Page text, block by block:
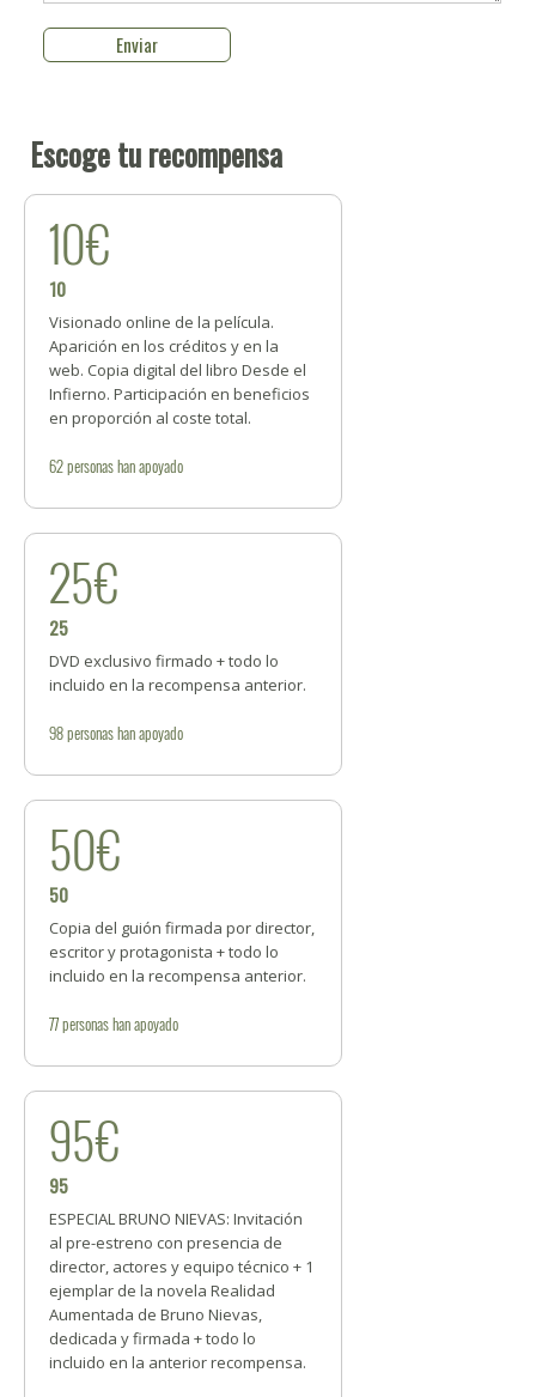
Escoge tu recompensa
10€
10
Visionado online de la película.
Aparición en los créditos y en la
web. Copia digital del libro Desde el
Infierno. Participación en beneficios
en proporción al coste total.
62personashan apoyado
25€
25
DVD exclusivo firmado + todo lo
incluido en la recompensa anterior.
98personashan apoyado
50€
50
Copia del guión firmada por director,
escritor y protagonista + todo lo
incluido en la recompensa anterior.
77personashan apoyado
95€
95
ESPECIAL BRUNO NIEVAS: Invitación
al pre-estreno con presencia de
director, actores y equipo técnico + 1
ejemplar de la novela Realidad
Aumentada de Bruno Nievas,
dedicada y firmada + todo lo
incluido en la anterior recompensa.